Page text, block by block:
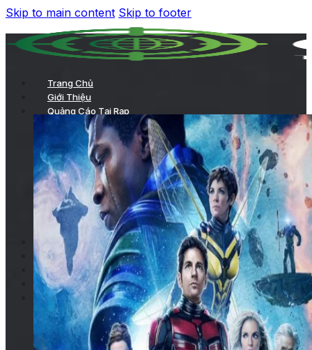
Skip to main content Skip to footer
Trang Chủ
Giới Thiệu
Quảng Cáo Tại Rạp
TVC chiếu trong phòng chiếu
Chiếu TVC trên hệ thống LCD của rạp
Quảng cáo ở sảnh chờ
Kích hoạt thương hiệu
Quảng cáo tại hành lang
Các hình thức quảng cáo tại rạp khác
Quảng Cáo Trong Phim
Dự Án
Khách Hàng
Tin Tức
Liên Hệ